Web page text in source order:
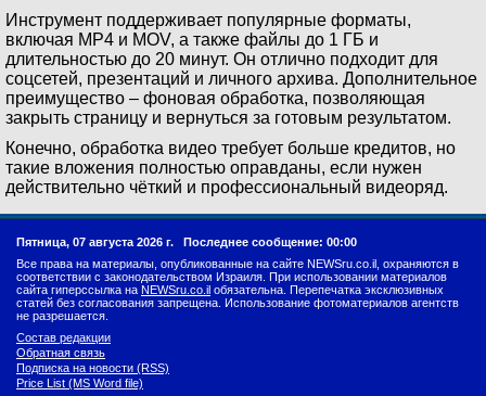
Инструмент поддерживает популярные форматы,
включая MP4 и MOV, а также файлы до 1 ГБ и
длительностью до 20 минут. Он отлично подходит для
соцсетей, презентаций и личного архива. Дополнительное
преимущество – фоновая обработка, позволяющая
закрыть страницу и вернуться за готовым результатом.
Конечно, обработка видео требует больше кредитов, но
такие вложения полностью оправданы, если нужен
действительно чёткий и профессиональный видеоряд.
Пятница, 07 августа 2026 г. Последнее сообщение: 00:00
Все права на материалы, опубликованные на сайте NEWSru.co.il, охраняются в
соответствии с законодательством Израиля. При использовании материалов
сайта гиперссылка на NEWSru.co.il обязательна. Перепечатка эксклюзивных
статей без согласования запрещена. Использование фотоматериалов агентств
не разрешается.
Состав редакции
Обратная связь
Подписка на новости (RSS)
Price List (MS Word file)